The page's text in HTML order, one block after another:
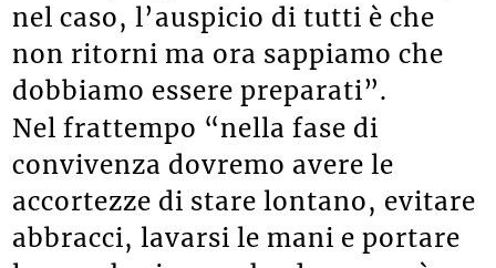
nel caso, l’auspicio di tutti è che
non ritorni ma ora sappiamo che
dobbiamo essere preparati”.
Nel frattempo “nella fase di
convivenza dovremo avere le
accortezze di stare lontano, evitare
abbracci, lavarsi le mani e portare